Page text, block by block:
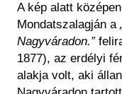
A kép alatt
Mondatszalagján a
Nagyváradon.”
1877), az erdélyi
alakja volt, aki